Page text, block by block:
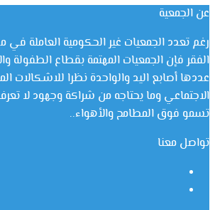
عن الجمعية
رغم تعدد الجمعيات غير الحكومية العاملة في
الفقر فإن الجمعيات المهتمة بقطاع الطفولة
عددها أصابع اليد والواحدة نظرا للاشكالات
الاجتماعي وما يحتاجه من شراكة وجهود لا
تسمو فوق المطامح والأهواء..
تواصل معنا